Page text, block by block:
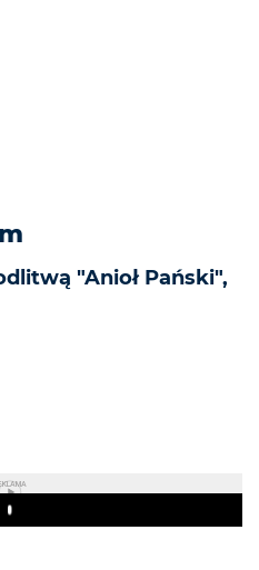
"Anioł Pański",
Play